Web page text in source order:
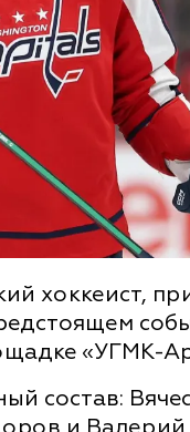
хоккеист,
«УГМК-
состав: